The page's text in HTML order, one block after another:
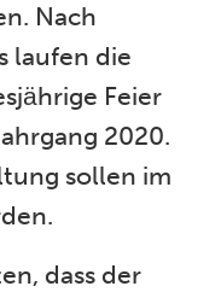
Nach
laufen die
Feier
2020.
sollen im
dass der